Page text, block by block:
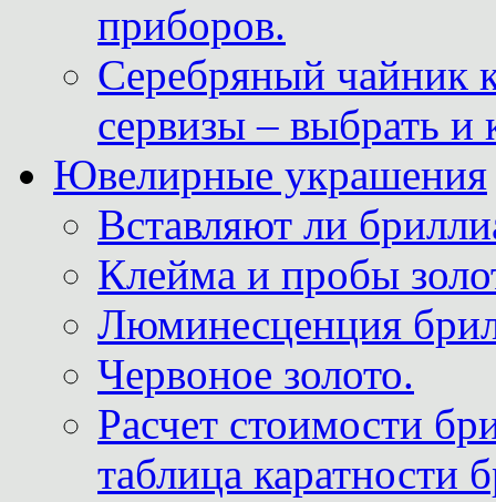
приборов.
Серебряный чайник
сервизы – выбрать и
Ювелирные украшения
Вставляют ли
Клейма и пробы
Люминесценция
Червоное золото.
Расчет стоимости
таблица каратности